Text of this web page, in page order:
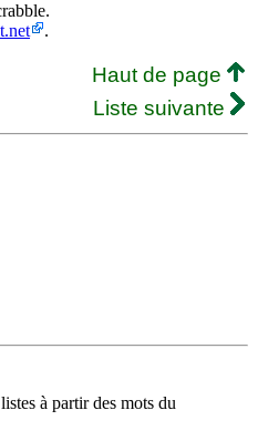
.
Haut de page
Liste suivante
à partir des mots du